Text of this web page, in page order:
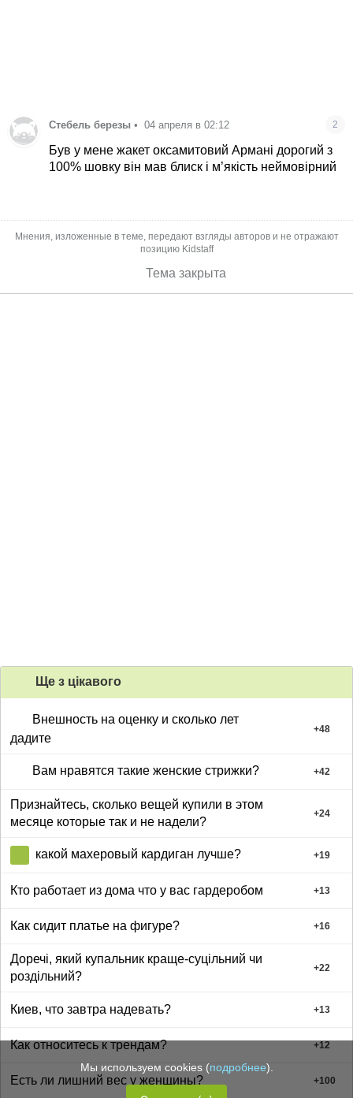
Стебель березы • 04 апреля в 02:12 2
Був у мене жакет оксамитовий Армані дорогий з
100% шовку він мав блиск і м’якість неймовірний
Мнения, изложенные в теме, передают взгляды авторов и не отражают
позицию Kidstaff
Тема закрыта
Ще з цiкавого
Внешность на оценку и сколько лет
дадите
+48
Вам нравятся такие женские стрижки? +42
Признайтесь, сколько вещей купили в этом
месяце которые так и не надели?
+24
какой махеровый кардиган лучше? +19
Кто работает из дома что у вас гардеробом +13
Как сидит платье на фигуре? +16
Доречі, який купальник краще-суцільний чи
роздільний?
+22
Киев, что завтра надевать? +13
Как относитесь к трендам? +12
Есть ли лишний вес у женщины? +100
Мы используем cookies (подробнее).